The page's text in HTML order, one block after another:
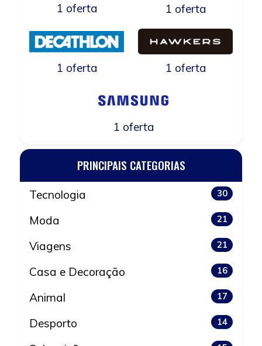
1 oferta 1 oferta
1 oferta 1 oferta
1 oferta
PRINCIPAIS CATEGORIAS
Tecnologia 30
Moda 21
Viagens 21
Casa e Decoração 16
Animal 17
Desporto 14